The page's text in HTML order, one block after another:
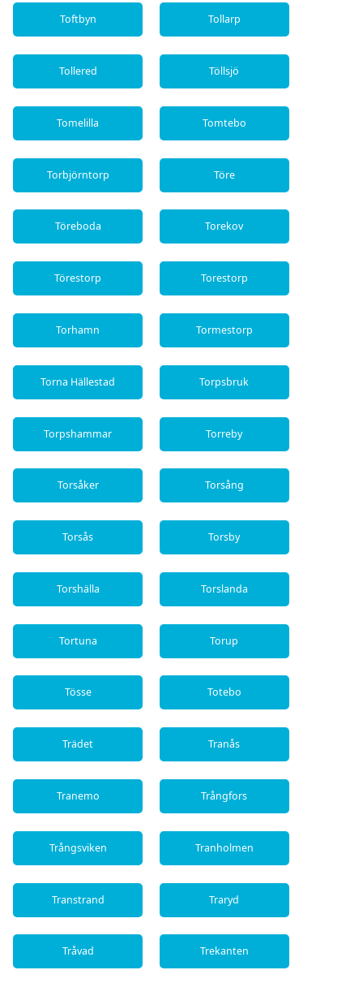
Toftbyn Tollarp
Tollered Töllsjö
Tomelilla Tomtebo
Torbjörntorp Töre
Töreboda Torekov
Törestorp Torestorp
Torhamn Tormestorp
Torna Hällestad Torpsbruk
Torpshammar Torreby
Torsåker Torsång
Torsås Torsby
Torshälla Torslanda
Tortuna Torup
Tösse Totebo
Trädet Tranås
Tranemo Trångfors
Trångsviken Tranholmen
Transtrand Traryd
Tråvad Trekanten